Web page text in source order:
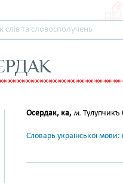
Осердак, ка, м. Тулупчикъ
Словарь української